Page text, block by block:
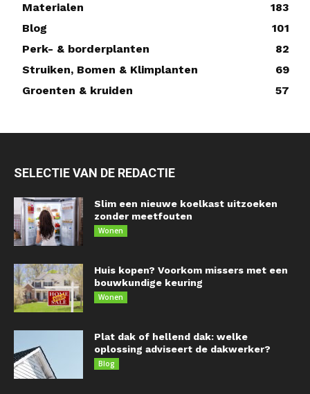
Materialen
183
Blog
101
Perk- & borderplanten
82
Struiken, Bomen & Klimplanten
69
Groenten & kruiden
57
SELECTIE VAN DE REDACTIE
Slim een nieuwe koelkast uitzoeken
zonder meetfouten
Wonen
Huis kopen? Voorkom missers met een
bouwkundige keuring
Wonen
Plat dak of hellend dak: welke
oplossing adviseert de dakwerker?
Blog